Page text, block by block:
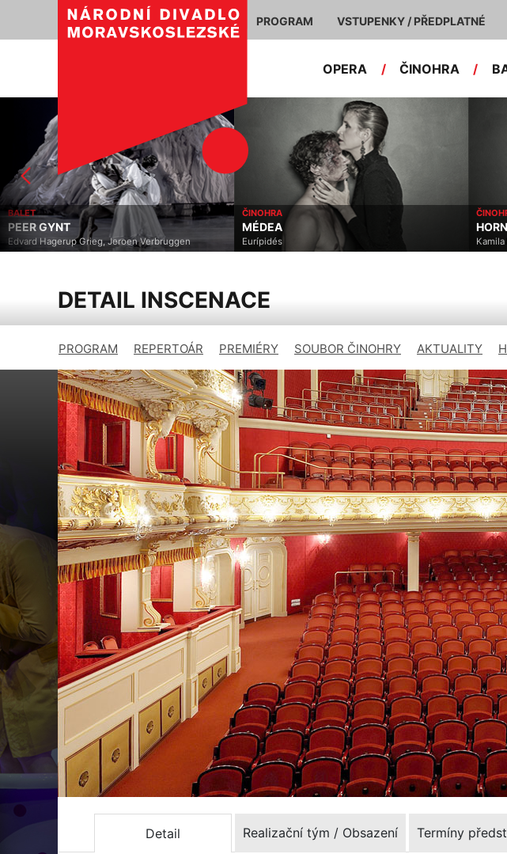
PROGRAM VSTUPENKY / PŘEDPLATNÉ
OPERA / ČINOHRA /
GYNT
Hagerup Grieg, Jeroen Verbruggen
ČINOHRA
MÉDEA
Eurípidés
ČINOHRA
Kamila
DETAIL INSCENACE
PROGRAM REPERTOÁR PREMIÉRY SOUBOR ČINOHRY AKTUALITY
Detail Realizační tým / Obsazení Termíny